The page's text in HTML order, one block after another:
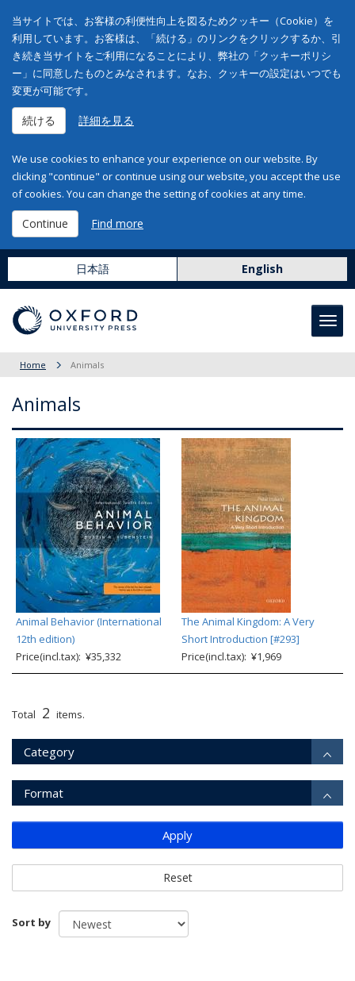
当サイトでは、お客様の利便性向上を図るためクッキー（Cookie）を
利用しています。お客様は、「続ける」のリンクをクリックするか、引
き続き当サイトをご利用になることにより、弊社の「クッキーポリシ
ー」に同意したものとみなされます。なお、クッキーの設定はいつでも
変更が可能です。
続ける 詳細を見る
We use cookies to enhance your experience on our website. By
clicking "continue" or continue using our website, you accept the use
of cookies. You can change the setting of cookies at any time.
Continue Find more
日本語 English
Home Animals
Animals
Animal Behavior (International
12th edition)
Price(incl.tax): ¥35,332
The Animal Kingdom: A Very
Short Introduction [#293]
Price(incl.tax): ¥1,969
Total 2 items.
Category
Format
Apply
Reset
Sort by